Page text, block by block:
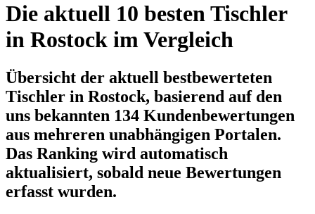
Die aktuell 10 besten Tischler
in Rostock im Vergleich
Übersicht der aktuell bestbewerteten
Tischler in Rostock, basierend auf den
uns bekannten 134 Kundenbewertungen
aus mehreren unabhängigen Portalen.
Das Ranking wird automatisch
aktualisiert, sobald neue Bewertungen
erfasst wurden.